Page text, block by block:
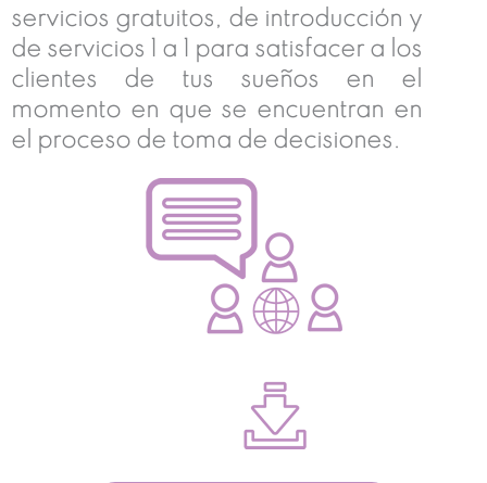
servicios gratuitos, de introducción y
de servicios 1 a 1 para satisfacer a los
clientes de tus sueños en el
momento en que se encuentran en
el proceso de toma de decisiones.